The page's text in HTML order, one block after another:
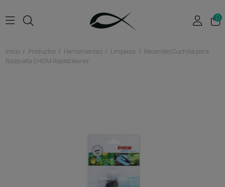
0
Inicio Productos Herramientas Limpieza
Recambio Cuchilla para
Rasqueta EHEIM Rapidcleaner